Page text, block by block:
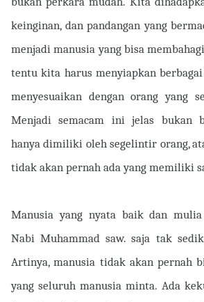
keinginan, dan pandangan yang
menjadi manusia yang bisa
tentu kita harus menyiapkan
menyesuaikan dengan orang yang
Menjadi semacam ini jelas bukan
hanya dimiliki oleh segelintir orang,
tidak akan pernah ada yang memiliki
Manusia yang nyata baik dan
Nabi Muhammad saw. saja tak
Artinya, manusia tidak akan pernah
yang seluruh manusia minta. Ada